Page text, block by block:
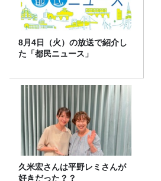
8月4日（火）の放送で紹介し
た「都民ニュース」
久米宏さんは平野レミさんが
好きだった？？